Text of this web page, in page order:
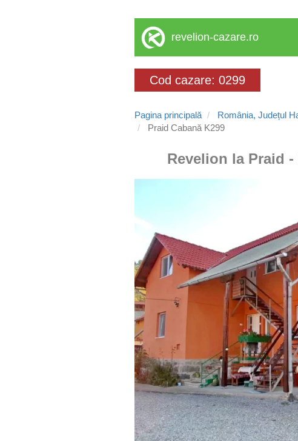
revelion-cazare.ro
Cod cazare: 0299
Pagina principală România, Județul
Praid Cabană K299
Revelion la Praid